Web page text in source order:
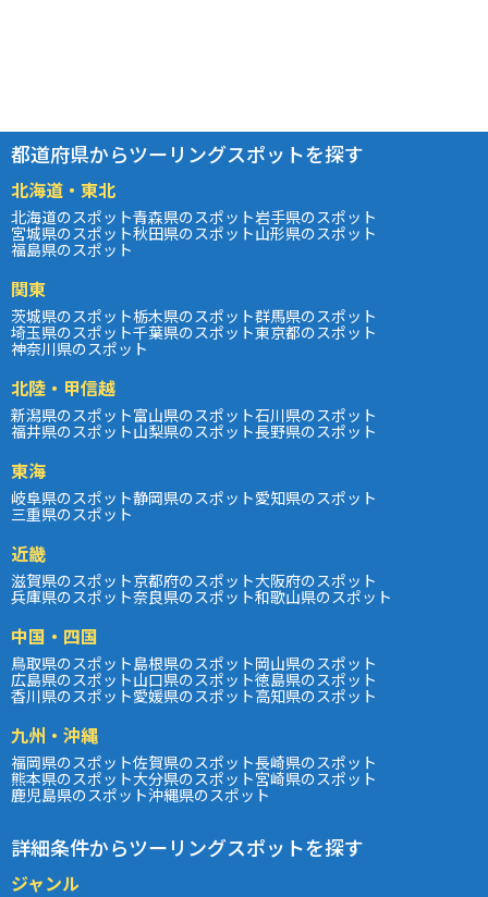
都道府県からツーリングスポットを探す
北海道・東北
北海道のスポット青森県のスポット岩手県のスポット
宮城県のスポット秋田県のスポット山形県のスポット
福島県のスポット
関東
茨城県のスポット栃木県のスポット群馬県のスポット
埼玉県のスポット千葉県のスポット東京都のスポット
神奈川県のスポット
北陸・甲信越
新潟県のスポット富山県のスポット石川県のスポット
福井県のスポット山梨県のスポット長野県のスポット
東海
岐阜県のスポット静岡県のスポット愛知県のスポット
三重県のスポット
近畿
滋賀県のスポット京都府のスポット大阪府のスポット
兵庫県のスポット奈良県のスポット和歌山県のスポット
中国・四国
鳥取県のスポット島根県のスポット岡山県のスポット
広島県のスポット山口県のスポット徳島県のスポット
香川県のスポット愛媛県のスポット高知県のスポット
九州・沖縄
福岡県のスポット佐賀県のスポット長崎県のスポット
熊本県のスポット大分県のスポット宮崎県のスポット
鹿児島県のスポット沖縄県のスポット
詳細条件からツーリングスポットを探す
ジャンル